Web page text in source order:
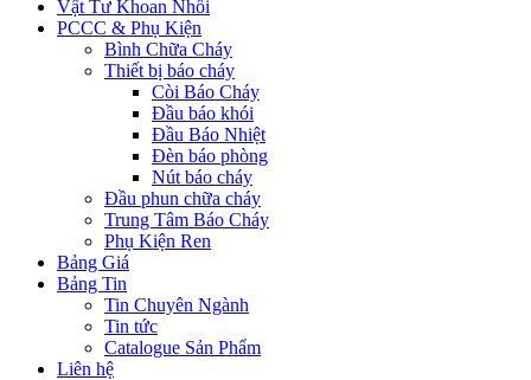
Vật Tư Khoan Nhồi
PCCC & Phụ Kiện
Bình Chữa Cháy
Thiết bị báo cháy
Còi Báo Cháy
Đầu báo khói
Đầu Báo Nhiệt
Đèn báo phòng
Nút báo cháy
Đầu phun chữa cháy
Trung Tâm Báo Cháy
Phụ Kiện Ren
Bảng Giá
Bảng Tin
Tin Chuyên Ngành
Tin tức
Catalogue Sản Phẩm
Liên hệ